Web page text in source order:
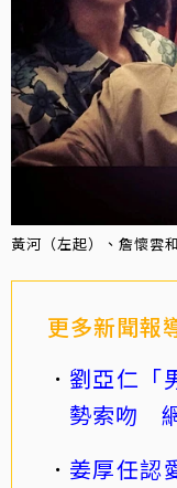
黃河（左起）、詹懷雲
更多新聞報
劉亞仁「
勢索吻
姜厚任認